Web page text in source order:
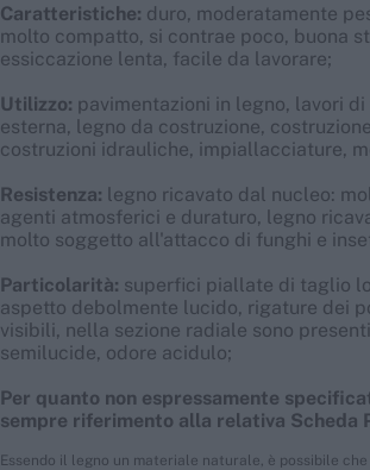
Caratteristiche: duro, moderatamente
molto compatto, si contrae poco, buona
essiccazione lenta, facile da lavorare;
Utilizzo: pavimentazioni in legno, lavori
esterna, legno da costruzione,
costruzioni idrauliche, impiallacciature,
Resistenza: legno ricavato dal nucleo:
agenti atmosferici e duraturo, legno
molto soggetto all'attacco di funghi e
Particolarità: superfici piallate di taglio
aspetto debolmente lucido, rigature dei
visibili, nella sezione radiale sono
semilucide, odore acidulo;
Per quanto non espressamente
sempre riferimento alla relativa Scheda
Essendo il legno un materiale naturale, è possibile